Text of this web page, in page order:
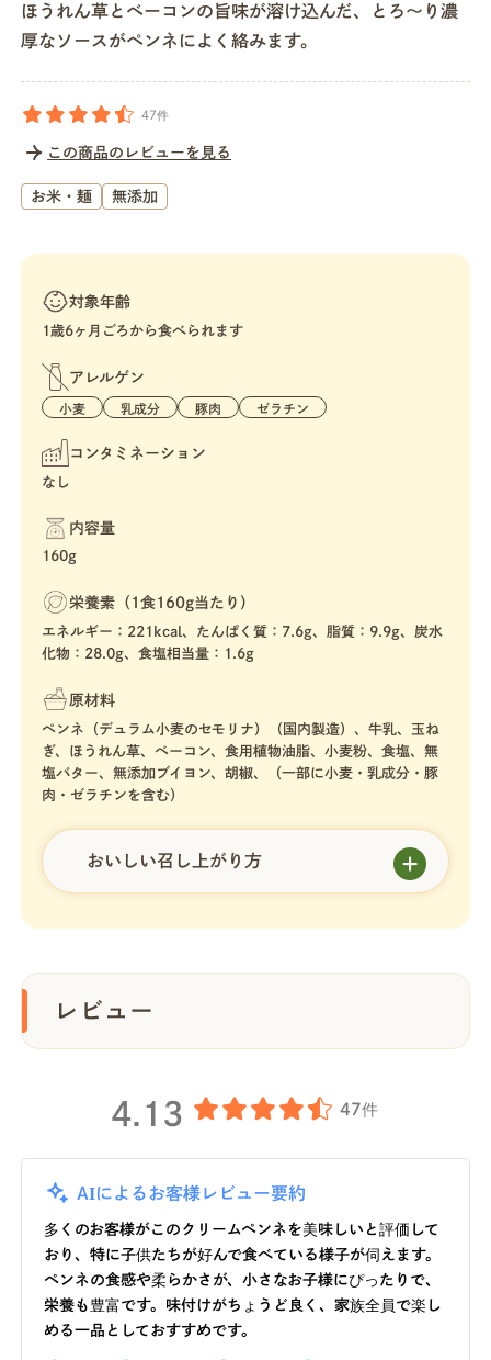
ほうれん草とベーコンの旨味が溶け込んだ、とろ〜り濃
厚なソースがペンネによく絡みます。
47件
この商品のレビューを見る
お米・麺 無添加
対象年齢
1歳6ヶ月ごろから食べられます
アレルゲン
小麦 乳成分 豚肉 ゼラチン
コンタミネーション
なし
内容量
160g
栄養素（1食160g当たり）
エネルギー：221kcal、たんぱく質：7.6g、脂質：9.9g、炭水
化物：28.0g、食塩相当量：1.6g
原材料
ペンネ（デュラム小麦のセモリナ）（国内製造）、牛乳、玉ね
ぎ、ほうれん草、ベーコン、食用植物油脂、小麦粉、食塩、無
塩バター、無添加ブイヨン、胡椒、（一部に小麦・乳成分・豚
肉・ゼラチンを含む）
おいしい召し上がり方
レビュー
4.13 47件
AIによるお客様レビュー要約
多くのお客様がこのクリームペンネを美味しいと評価して
おり、特に子供たちが好んで食べている様子が伺えます。
ペンネの食感や柔らかさが、小さなお子様にぴったりで、
栄養も豊富です。味付けがちょうど良く、家族全員で楽し
める一品としておすすめです。